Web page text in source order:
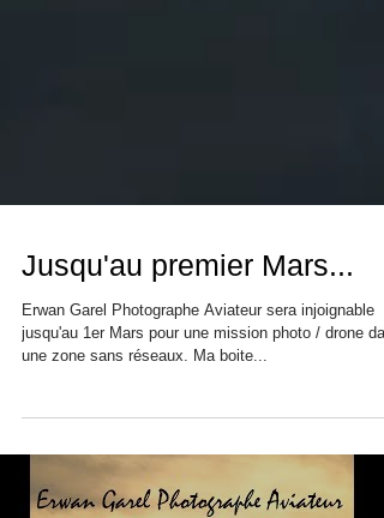
Jusqu'au premier Mars...
une zone sans réseaux. Ma boite...